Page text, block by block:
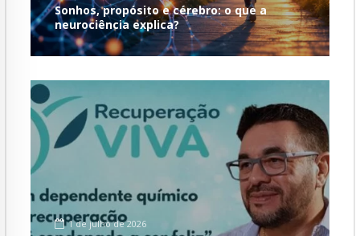
Sonhos, propósito e cérebro: o que a
neurociência explica?
1 de julho de 2026